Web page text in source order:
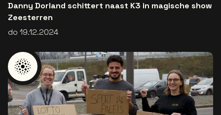
Danny Dorland schittert naast K3 in magische show
Zeesterren
do 19.12.2024